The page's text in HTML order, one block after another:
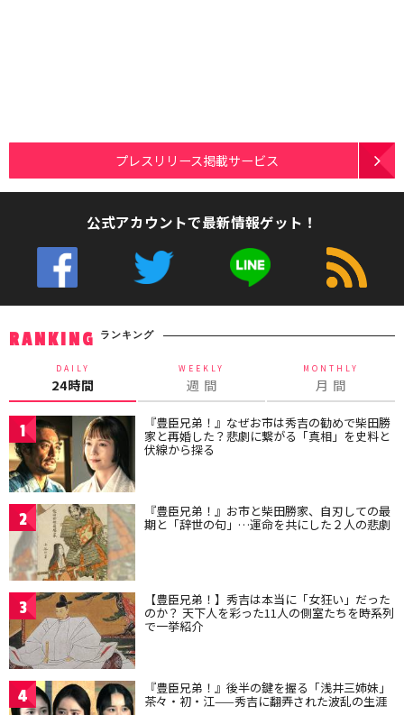
プレスリリース掲載サービス
公式アカウントで最新情報ゲット！
RANKING ランキング
DAILY
24時間
WEEKLY
週 間
MONTHLY
月 間
1 『豊臣兄弟！』なぜお市は秀吉の勧めで柴田勝
家と再婚した？悲劇に繋がる「真相」を史料と
伏線から探る
2 『豊臣兄弟！』お市と柴田勝家、自刃しての最
期と「辞世の句」…運命を共にした２人の悲劇
3 【豊臣兄弟！】秀吉は本当に「女狂い」だった
のか？ 天下人を彩った11人の側室たちを時系列
で一挙紹介
4 『豊臣兄弟！』後半の鍵を握る「浅井三姉妹」
茶々・初・江——秀吉に翻弄された波乱の生涯